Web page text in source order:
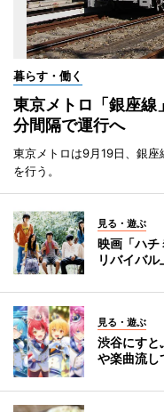
暮らす・働く
東京メトロ「銀座
分間隔で運行へ
東京メトロは9月19日、銀
を行う。
見る・遊ぶ
映画「ハチ
リバイバル
見る・遊ぶ
渋谷にす
や楽曲流し